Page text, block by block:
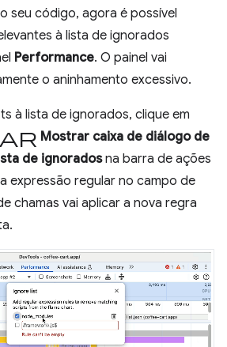
seu código, agora é possível
à lista de ignorados
Performance. O painel vai
o aninhamento excessivo.
à lista de ignorados, clique em
Mostrar caixa de diálogo de
de ignoradosna barra de ações
expressão regular no campo de
chamas vai aplicar a nova regra